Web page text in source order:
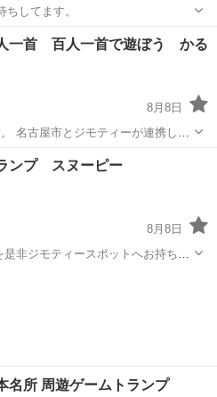
してます。
ドゲーム
一首 百人一首で遊ぼう かる
8月8日
て
を⽬的にまだ使えるものをリユー
ム 百人一首
ンプ スヌーピー
8月8日
ジモティースポットへお持ち込
名所 周遊ゲームトランプ